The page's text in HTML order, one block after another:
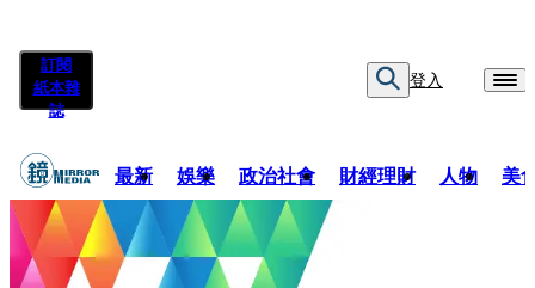
訂閱
紙本雜
誌
登入
最新 娛樂 政治社會 財經理財 人物 美